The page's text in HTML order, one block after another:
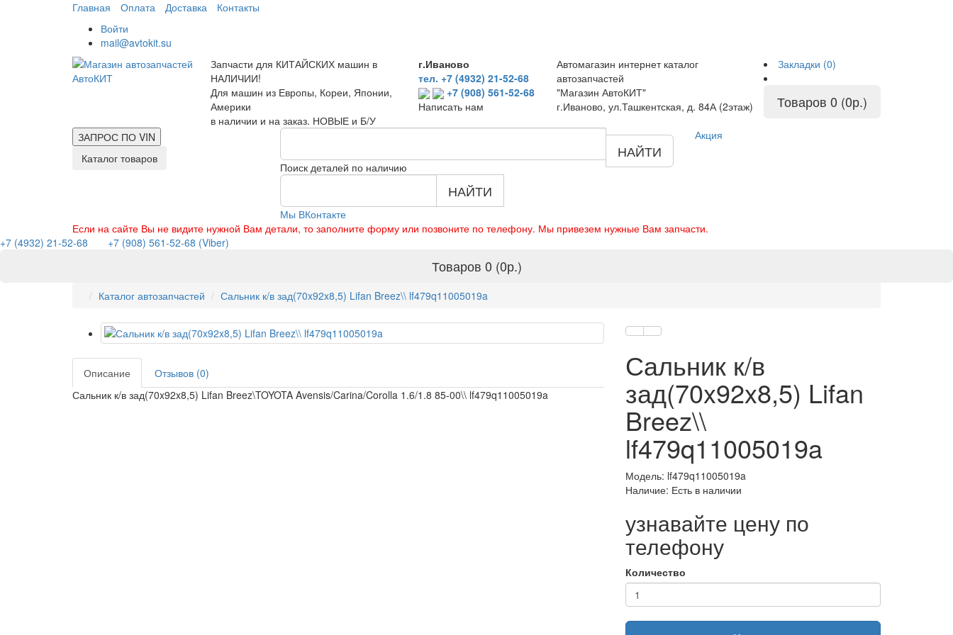
Главная Оплата Доставка
Контакты
Войти
mail@avtokit.su
Запчасти для КИТАЙСКИХ машин в
НАЛИЧИИ!
Для машин из Европы, Кореи, Японии,
Америки
в наличии и на заказ. НОВЫЕ и Б/У
г.Иваново
тел. +7 (4932) 21-52-68
+7 (908) 561-52-68
Написать нам
Автомагазин интернет каталог
автозапчастей
"Магазин АвтоКИТ"
г.Иваново, ул.Ташкентская, д. 84А (2этаж)
Закладки (0)
Товаров 0 (0р.)
ЗАПРОС ПО VIN
Каталог товаров
Поиск деталей по наличию
НАЙТИ
НАЙТИ
Мы ВКонтакте
Акция
Если на сайте Вы не видите нужной Вам детали, то заполните форму или позвоните по телефону. Мы привезем нужные Вам запчасти.
+7 (4932) 21-52-68
+7 (908) 561-52-68 (Viber)
Товаров 0 (0р.)
Каталог автозапчастей Сальник к/в зад(70x92x8,5) Lifan Breez\\ lf479q11005019a
Описание
Отзывов (0)
Сальник к/в зад(70x92x8,5) Lifan Breez\TOYOTA Avensis/Carina/Corolla 1.6/1.8 85-00\\ lf479q11005019a
Сальник к/в
зад(70x92x8,5) Lifan
Breez\\
lf479q11005019a
Модель: lf479q11005019a
Наличие: Есть в наличии
узнавайте цену по
телефону
Количество